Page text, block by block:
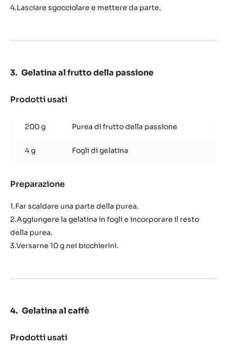
4.Lasciare sgocciolare e mettere da parte.
Gelatina al frutto della passione
Prodotti usati
al
frutto
passione
200 g Purea di frutto della passione
4 g Fogli di gelatina
Preparazione
al
frutto
della
1.Far scaldare una parte della purea.
2.Aggiungere la gelatina in fogli e incorporare il resto
della purea.
3.Versarne 10 g nei bicchierini.
Gelatina al caffè
Prodotti usati